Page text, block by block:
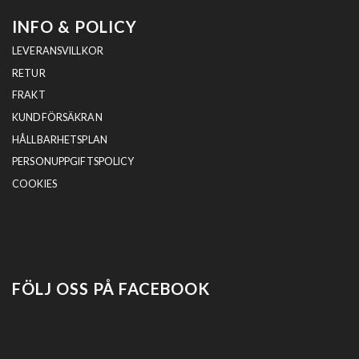
INFO & POLICY
LEVERANSVILLKOR
RETUR
FRAKT
KUNDFÖRSÄKRAN
HÅLLBARHETSPLAN
PERSONUPPGIFTSPOLICY
COOKIES
FÖLJ OSS PÅ FACEBOOK